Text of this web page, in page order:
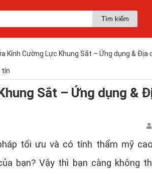
Kính Cường Lực Khung Sắt – Ứng dụng & Địa
tín
Sắt – Ứng dụng &
tối ưu và có tính thẩm mỹ
bạn? Vậy thì bạn càng không